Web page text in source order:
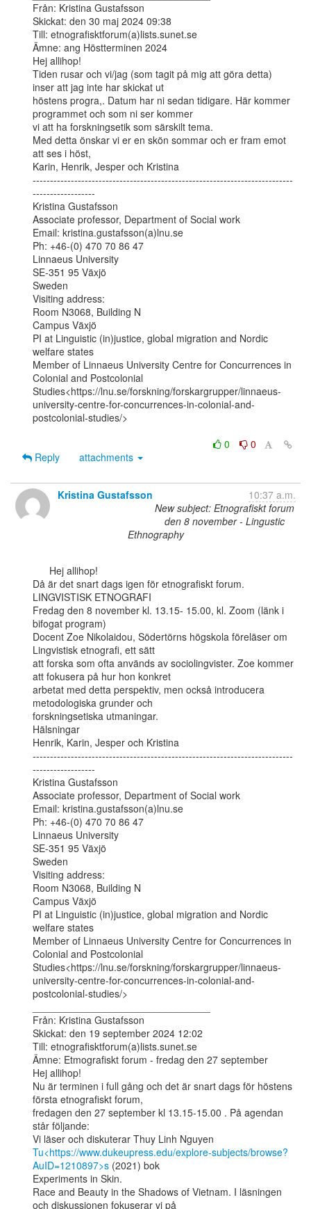
Från: Kristina Gustafsson
Skickat: den 30 maj 2024 09:38
Till: etnografisktforum(a)lists.sunet.se
Ämne: ang Höstterminen 2024
Hej allihop!
Tiden rusar och vi/jag (som tagit på mig att göra detta)
inser att jag inte har skickat ut
höstens progra,. Datum har ni sedan tidigare. Här kommer
programmet och som ni ser kommer
vi att ha forskningsetik som särskilt tema.
Med detta önskar vi er en skön sommar och er fram emot
att ses i höst,
Karin, Henrik, Jesper och Kristina
---------------------------------------------------------------------------
------------------
Kristina Gustafsson
Associate professor, Department of Social work
Email: kristina.gustafsson(a)lnu.se
Ph: +46-(0) 470 70 86 47
Linnaeus University
SE-351 95 Växjö
Sweden
Visiting address:
Room N3068, Building N
Campus Växjö
PI at Linguistic (in)justice, global migration and Nordic
welfare states
Member of Linnaeus University Centre for Concurrences in
Colonial and Postcolonial
Studies<https://lnu.se/forskning/forskargrupper/linnaeus-
university-centre-for-concurrences-in-colonial-and-
postcolonial-studies/>
0
0
Reply
attachments
Kristina Gustafsson
10:37 a.m.
New subject: Etnografiskt forum
den 8 november - Lingustic
Ethnography
Då är det snart dags igen för etnografiskt forum.
LINGVISTISK ETNOGRAFI
Fredag den 8 november kl. 13.15- 15.00, kl. Zoom (länk i
bifogat program)
Docent Zoe Nikolaidou, Södertörns högskola föreläser om
Lingvistisk etnografi, ett sätt
att forska som ofta används av sociolingvister. Zoe kommer
att fokusera på hur hon konkret
arbetat med detta perspektiv, men också introducera
metodologiska grunder och
forskningsetiska utmaningar.
Hälsningar
Henrik, Karin, Jesper och Kristina
---------------------------------------------------------------------------
------------------
Kristina Gustafsson
Associate professor, Department of Social work
Email: kristina.gustafsson(a)lnu.se
Ph: +46-(0) 470 70 86 47
Linnaeus University
SE-351 95 Växjö
Sweden
Visiting address:
Room N3068, Building N
Campus Växjö
PI at Linguistic (in)justice, global migration and Nordic
welfare states
Member of Linnaeus University Centre for Concurrences in
Colonial and Postcolonial
Studies<https://lnu.se/forskning/forskargrupper/linnaeus-
university-centre-for-concurrences-in-colonial-and-
postcolonial-studies/>
Från: Kristina Gustafsson
Skickat: den 19 september 2024 12:02
Till: etnografisktforum(a)lists.sunet.se
Ämne: Etmografiskt forum - fredag den 27 september
Hej allihop!
Nu är terminen i full gång och det är snart dags för höstens
första etnografiskt forum,
fredagen den 27 september kl 13.15-15.00 . På agendan
står följande:
Tu<https://www.dukeupress.edu/explore-subjects/browse?
AuID=1210897>s (2021) bok
Experiments in Skin.
Race and Beauty in the Shadows of Vietnam. I läsningen
och diskussionen fokuserar vi på